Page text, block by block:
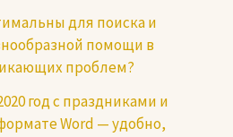
для поиска и
помощи в
проблем?
год с праздниками и
Word — удобно,